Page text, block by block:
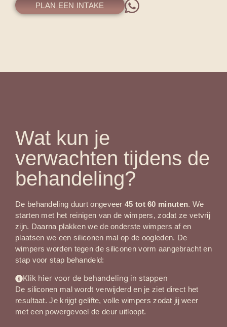
PLAN EEN INTAKE
De behandeling duurt ongeveer 45 tot 60 minuten. We
starten met het reinigen van de wimpers, zodat ze vetvrij
zijn. Daarna plakken we de onderste wimpers af en
plaatsen we een siliconen mal op de oogleden. De
wimpers worden tegen de siliconen vorm aangebracht en
stap voor stap behandeld:
Klik hier voor de behandeling in stappen
De siliconen mal wordt verwijderd en je ziet direct het
resultaat. Je krijgt gelifte, volle wimpers zodat jij weer
met een powergevoel de deur uitloopt.
Wat kun je
verwachten tijdens de
behandeling?